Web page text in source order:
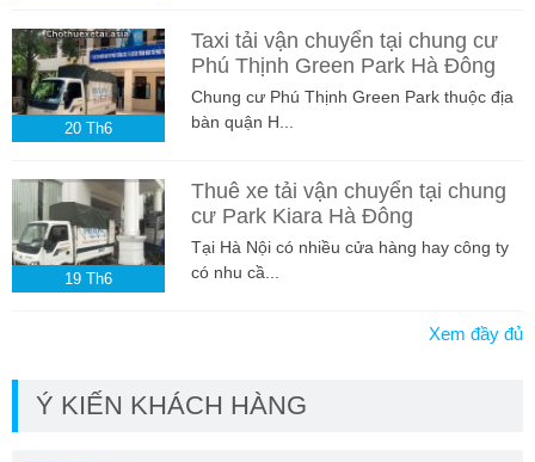
20 Th6
Taxi tải vận chuyển tại chung cư
Phú Thịnh Green Park Hà Đông
Chung cư Phú Thịnh Green Park thuộc địa
bàn quận H...
19 Th6
Thuê xe tải vận chuyển tại chung
cư Park Kiara Hà Đông
Tại Hà Nội có nhiều cửa hàng hay công ty
có nhu cầ...
Xem đầy đủ
Ý KIẾN KHÁCH HÀNG